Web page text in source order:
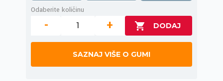
Odaberite količinu
- +
SAZNAJ VIŠE O GUMI